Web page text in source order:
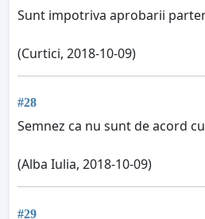
Sunt impotriva aprobarii
(Curtici, 2018-10-09)
#28
Semnez ca nu sunt de acord
(Alba Iulia, 2018-10-09)
#29